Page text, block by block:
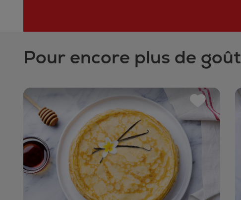
Pour encore plus de goût